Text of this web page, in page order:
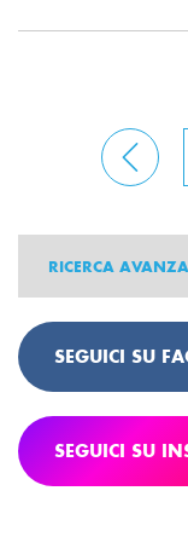
RICERCA
SEGUICI SU
SEGUICI SU